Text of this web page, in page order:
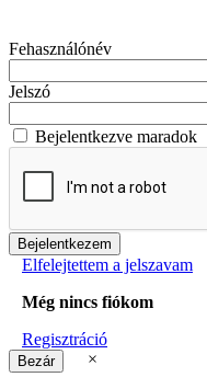
Fehasználónév
Jelszó
Bejelentkezve maradok
Elfelejtettem a jelszavam
Még nincs fiókom
Regisztráció
×